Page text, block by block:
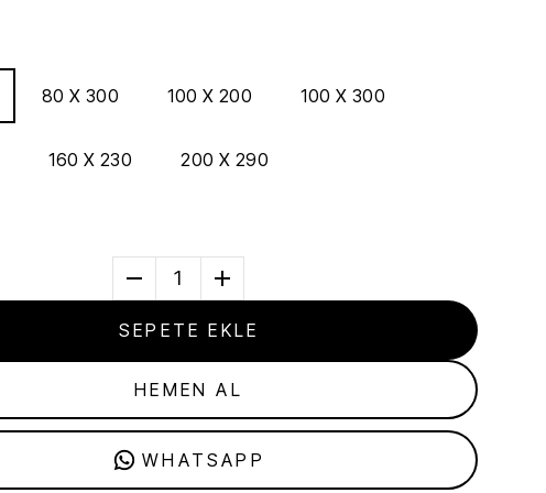
80 X 300 100 X 200 100 X 300
160 X 230 200 X 290
1
SEPETE EKLE
HEMEN AL
WHATSAPP